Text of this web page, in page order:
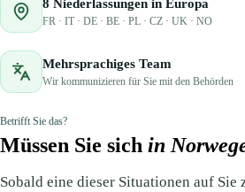
8 Niederlassungen in Europa
FR · IT · DE · BE · PL · CZ · UK · NO
Mehrsprachiges Team
Wir kommunizieren für Sie mit den Behörden
Betrifft Sie das?
Müssen Sie sich in
Sobald eine dieser Situationen auf